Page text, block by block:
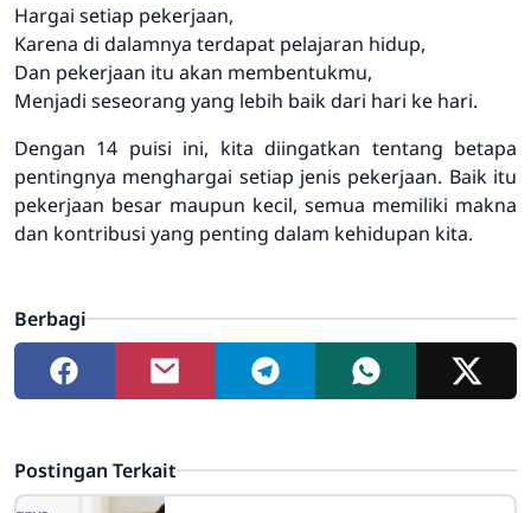
Hargai setiap pekerjaan,
Karena di dalamnya terdapat pelajaran hidup,
Dan pekerjaan itu akan membentukmu,
Menjadi seseorang yang lebih baik dari hari ke hari.
Dengan 14 puisi ini, kita diingatkan tentang betapa
pentingnya menghargai setiap jenis pekerjaan. Baik itu
pekerjaan besar maupun kecil, semua memiliki makna
dan kontribusi yang penting dalam kehidupan kita.
Berbagi
Postingan Terkait